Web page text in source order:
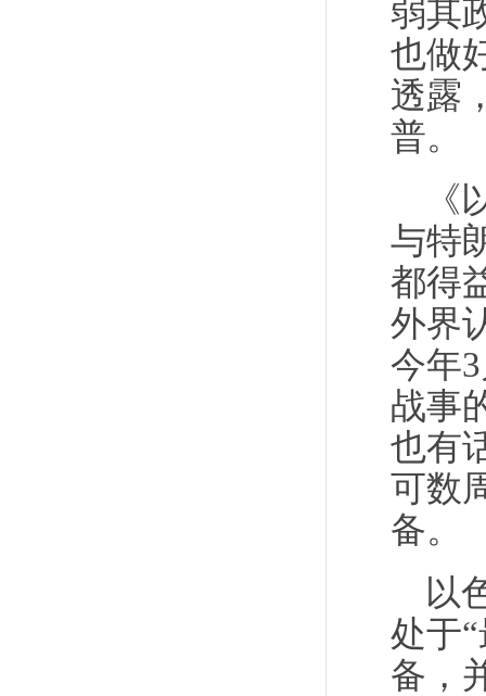
弱其
也做
透露
普。
与特
都得
外界
今年
战事
也有
可数
备。
以
处于
备，